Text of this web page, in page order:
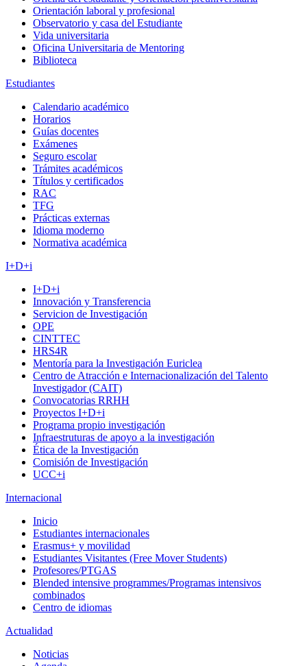
Orientación laboral y profesional
Observatorio y casa del Estudiante
Vida universitaria
Oficina Universitaria de Mentoring
Biblioteca
Estudiantes
Calendario académico
Horarios
Guías docentes
Exámenes
Seguro escolar
Trámites académicos
Títulos y certificados
RAC
TFG
Prácticas externas
Idioma moderno
Normativa académica
I+D+i
I+D+i
Innovación y Transferencia
Servicion de Investigación
OPE
CINTTEC
HRS4R
Mentoría para la Investigación Euriclea
Centro de Atracción e Internacionalización del Talento
Investigador (CAIT)
Convocatorias RRHH
Proyectos I+D+i
Programa propio investigación
Infraestruturas de apoyo a la investigación
Ética de la Investigación
Comisión de Investigación
UCC+i
Internacional
Inicio
Estudiantes internacionales
Erasmus+ y movilidad
Estudiantes Visitantes (Free Mover Students)
Profesores/PTGAS
Blended intensive programmes/Programas intensivos
combinados
Centro de idiomas
Actualidad
Noticias